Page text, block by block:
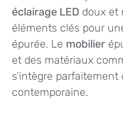
éclairage LED doux et
éléments clés pour
épurée. Le mobilier
et des matériaux
s’intègre
contemporaine.